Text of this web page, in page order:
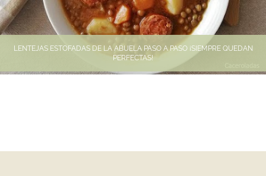
LENTEJAS ESTOFADAS DE LA ABUELA PASO A PASO ¡SIEMPRE QUEDAN
PERFECTAS!